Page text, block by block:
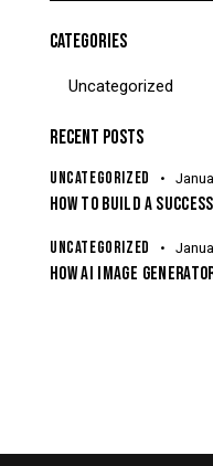
CATEGORIES
Uncategorized
RECENT POSTS
UNCATEGORIZED
HOW TO BUILD A
UNCATEGORIZED
HOW AI IMAGE